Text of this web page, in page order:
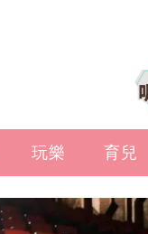
玩樂 育兒